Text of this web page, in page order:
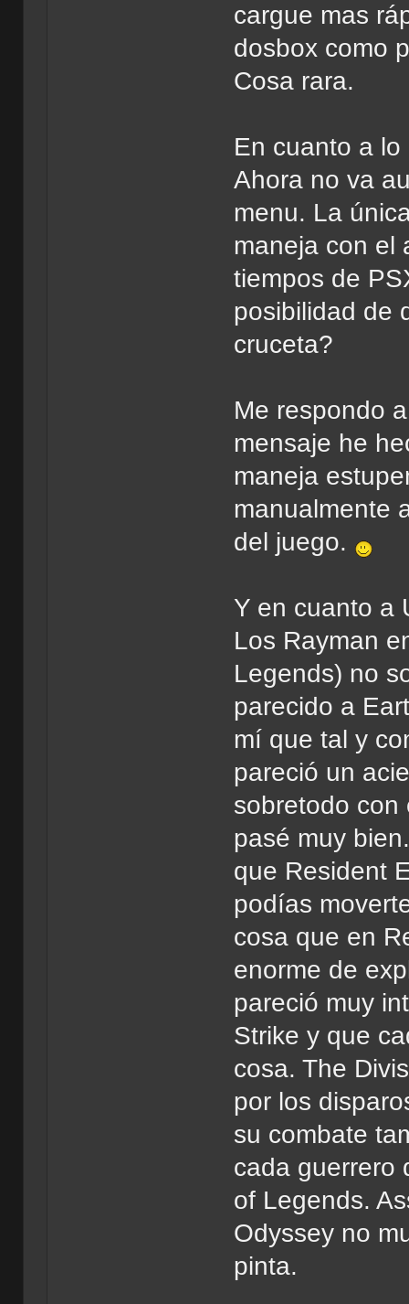
cargue mas
dosbox como
Cosa rara.
En cuanto a
Ahora no va
menu. La
maneja con el
tiempos de
posibilidad de
cruceta?
Me respondo
mensaje he
maneja
manualmente
del juego.
Y en cuanto a
Los Rayman
Legends) no
parecido a
mí que tal y
pareció un
sobretodo con
pasé muy
que Resident
podías
cosa que en
enorme de
pareció muy
Strike y que
cosa. The
por los
su combate
cada guerrero
of Legends.
Odyssey no
pinta.